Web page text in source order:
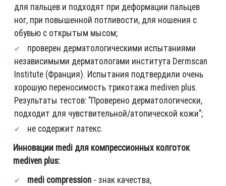
для пальцев и подходят при деформации пальцев
ног, при повышенной потливости, для ношения с
обувью с открытым мысом;
проверен дерматологическими испытаниями
независимыми дерматологами института Dermscan
Institute (Франция). Испытания подтвердили очень
хорошую переносимость трикотажа mediven plus.
Результаты тестов: "Проверено дерматологически,
подходит для чувствительной/атопической кожи";
не содержит латекс.
Инновации medi для компрессионных колготок
mediven plus:
medi compression - знак качества,